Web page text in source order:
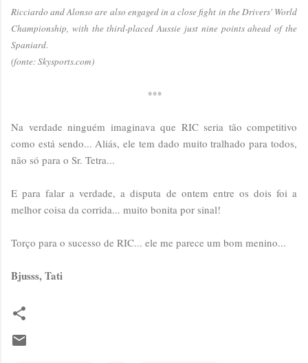
Ricciardo and Alonso are also engaged in a close fight in the Drivers' World
Championship, with the third-placed Aussie just nine points ahead of the
Spaniard.
(fonte: Skysports.com)
***
Na verdade ninguém imaginava que RIC seria tão competitivo
como está sendo... Aliás, ele tem dado muito tralhado para todos,
não só para o Sr. Tetra...
E para falar a verdade, a disputa de ontem entre os dois foi a
melhor coisa da corrida... muito bonita por sinal!
Torço para o sucesso de RIC... ele me parece um bom menino...
Bjusss, Tati